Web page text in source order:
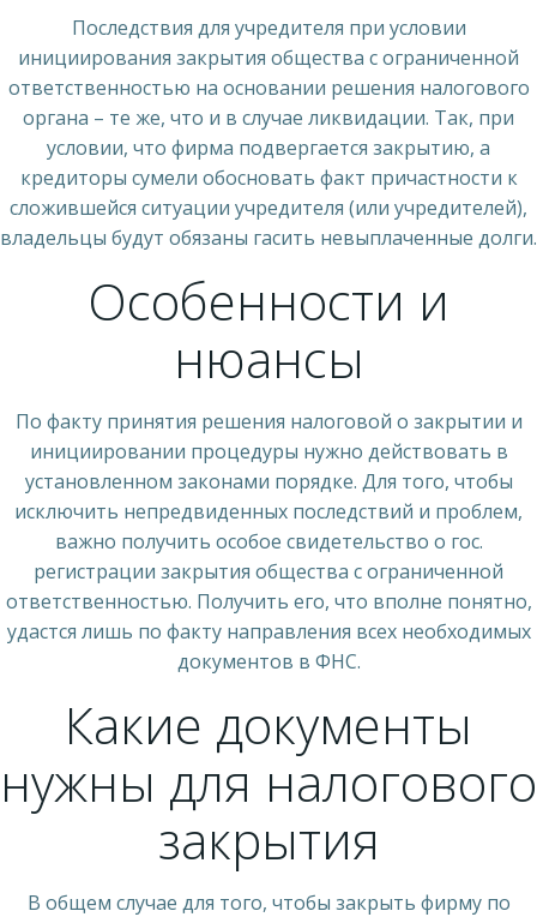
Последствия для учредителя при условии
инициирования закрытия общества с ограниченной
ответственностью на основании решения налогового
органа – те же, что и в случае ликвидации. Так, при
условии, что фирма подвергается закрытию, а
кредиторы сумели обосновать факт причастности к
сложившейся ситуации учредителя (или учредителей),
владельцы будут обязаны гасить невыплаченные долги.
Особенности и
нюансы
По факту принятия решения налоговой о закрытии и
инициировании процедуры нужно действовать в
установленном законами порядке. Для того, чтобы
исключить непредвиденных последствий и проблем,
важно получить особое свидетельство о гос.
регистрации закрытия общества с ограниченной
ответственностью. Получить его, что вполне понятно,
удастся лишь по факту направления всех необходимых
документов в ФНС.
Какие документы
нужны для налогового
закрытия
В общем случае для того, чтобы закрыть фирму по